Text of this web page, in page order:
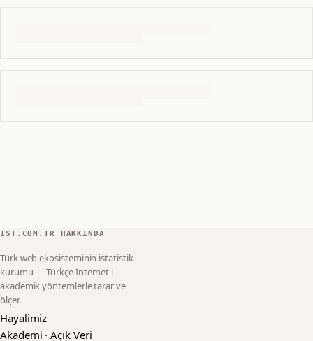
1ST.COM.TR HAKKINDA
Türk web ekosisteminin istatistik
kurumu — Türkçe İnternet'i
akademik yöntemlerle tarar ve
ölçer.
Hayalimiz
Akademi · Açık Veri